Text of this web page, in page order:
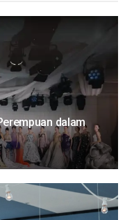
dalam